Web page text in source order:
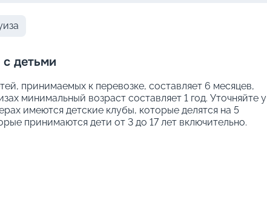
детьми
принимаемых к перевозке, составляет 6 месяцев,
минимальный возраст составляет 1 год. Уточняйте у
имеются детские клубы, которые делятся на 5
принимаются дети от 3 до 17 лет включительно.